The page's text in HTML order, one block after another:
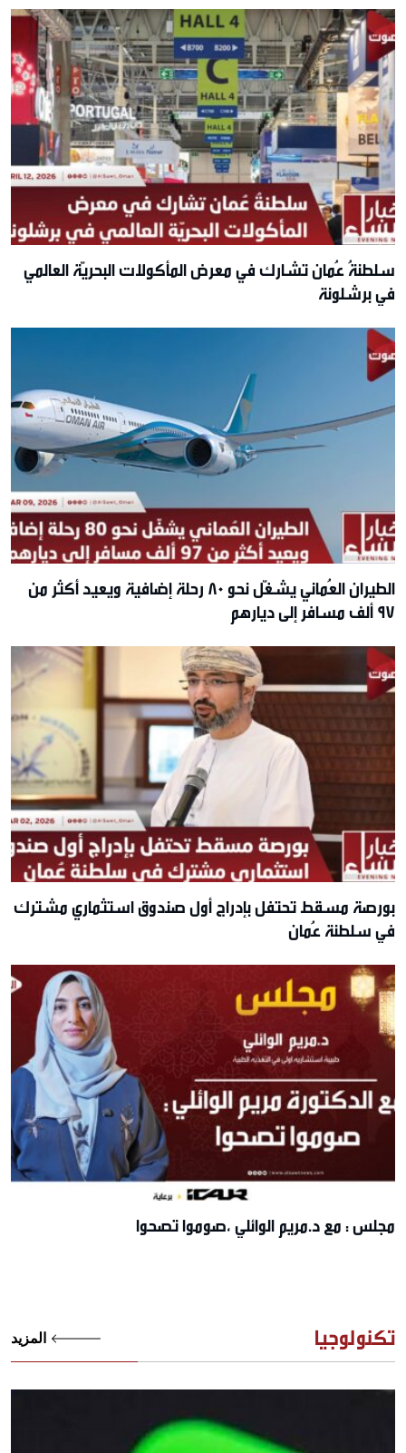
سلطنةُ عُمان تشارك في معرض المأكولات البحريّة العالمي
في برشلونة
الطيران العُماني يشغّل نحو 80 رحلة إضافية ويعيد أكثر من
97 ألف مسافر إلى ديارهم
بورصة مسقط تحتفل بإدراج أول صندوق استثماري مشترك
في سلطنة عُمان
مجلس : مع د.مريم الوائلي ،صوموا تصحوا
تكنولوجيا المزيد